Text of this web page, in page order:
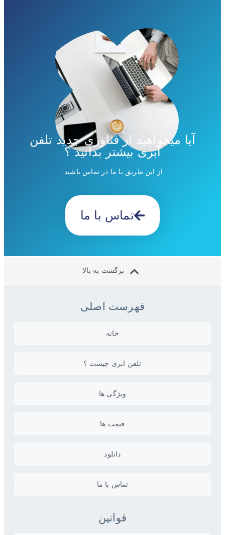
آیا میخواهید از فناوری جدید تلفن
ابری بیشتر بدانید ؟
از این طریق با ما در تماس باشید.
تماس با ما
برگشت به بالا
فهرست اصلی
خانه
تلفن ابری چیست ؟
ویژگی ها
قیمت ها
دانلود
تماس با ما
قوانین